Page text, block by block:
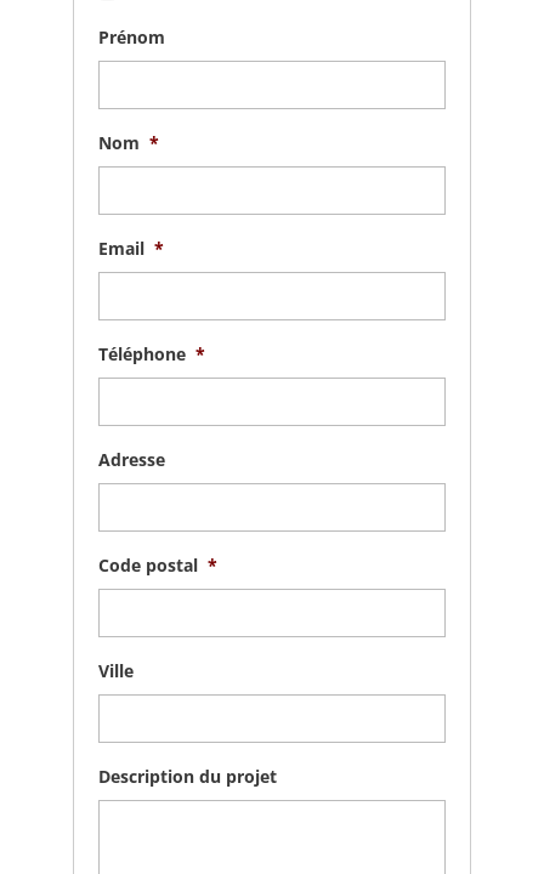
Prénom
Nom *
Email *
Téléphone *
Adresse
Code postal *
Ville
Description du projet